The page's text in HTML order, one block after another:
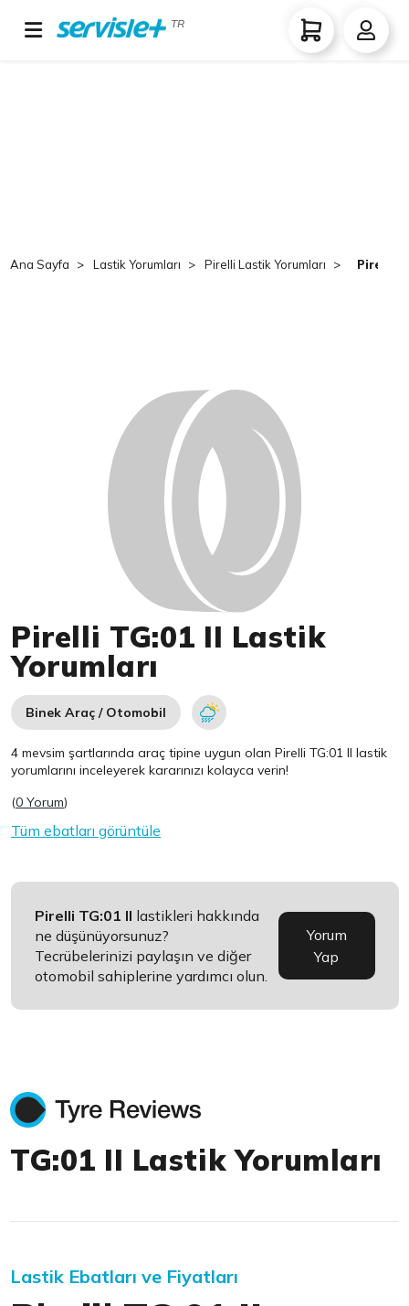
TR
Ana Sayfa Lastik Yorumları Pirelli Lastik Yorumları Pirelli
Pirelli TG:01 II Lastik
Yorumları
Binek Araç / Otomobil
4 mevsim şartlarında araç tipine uygun olanPirelli TG:01 II lastik
yorumlarını inceleyerek kararınızı kolayca verin!
(0 Yorum)
Tüm ebatları görüntüle
Pirelli TG:01 II lastikleri hakkında
ne düşünüyorsunuz?
Tecrübelerinizi paylaşın ve diğer
otomobil sahiplerine yardımcı olun.
Yorum
Yap
TG:01 II Lastik Yorumları
Lastik Ebatları ve Fiyatları